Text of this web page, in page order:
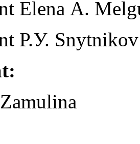
Elena А.
Р.У. Snytnikov